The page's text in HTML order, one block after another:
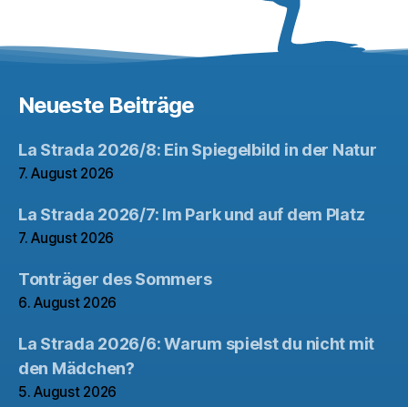
Neueste Beiträge
La Strada 2026/8: Ein Spiegelbild in der Natur
7. August 2026
La Strada 2026/7: Im Park und auf dem Platz
7. August 2026
Tonträger des Sommers
6. August 2026
La Strada 2026/6: Warum spielst du nicht mit
den Mädchen?
5. August 2026